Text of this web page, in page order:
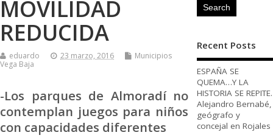
MOVILIDAD
REDUCIDA
eduardo 23 marzo, 2016
Municipios
Vega Baja
-Los parques de Almoradí no
contemplan juegos para niños
con capacidades diferentes
Recent Posts
ESPAÑA SE
QUEMA…Y LA
HISTORIA SE REPITE.
Alejandro Bernabé,
geógrafo y
concejal en Rojales